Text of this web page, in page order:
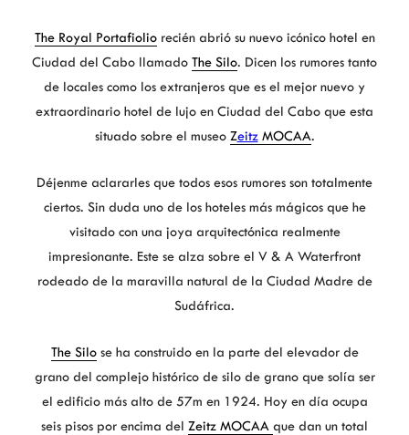
The Royal Portafioliorecién abrió su nuevo icónico hotel en
Ciudad del Cabo llamado The Silo. Dicen los rumores tanto
de locales como los extranjeros que es el mejor nuevo y
extraordinario hotel de lujo en Ciudad del Cabo que esta
situado sobre el museo ZeitzMOCAA.
Déjenme aclararles que todos esos rumores son totalmente
ciertos. Sin duda uno de los hoteles más mágicos que he
visitado con una joya arquitectónica realmente
impresionante. Este se alza sobre el V & A Waterfront
rodeado de la maravilla natural de la Ciudad Madre de
Sudáfrica.
The Silose ha construido en la parte del elevador de
grano del complejo histórico de silo de grano que solía ser
el edificio más alto de 57m en 1924. Hoy en día ocupa
seis pisos por encima del Zeitz MOCAA que dan un total